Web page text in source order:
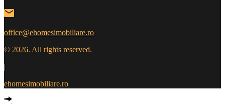
office@ehomesimobiliare.ro
© 2026. All rights reserved.
|
ehomesimobiliare.ro